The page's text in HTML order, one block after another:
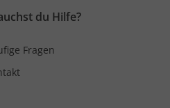
du Hilfe?
Fragen